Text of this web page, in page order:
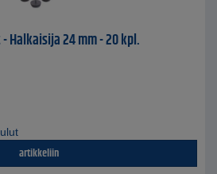
Halkaisija 24 mm - 20 kpl.
artikkeliin